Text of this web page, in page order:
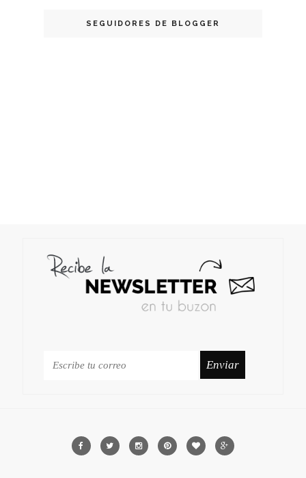
SEGUIDORES DE BLOGGER